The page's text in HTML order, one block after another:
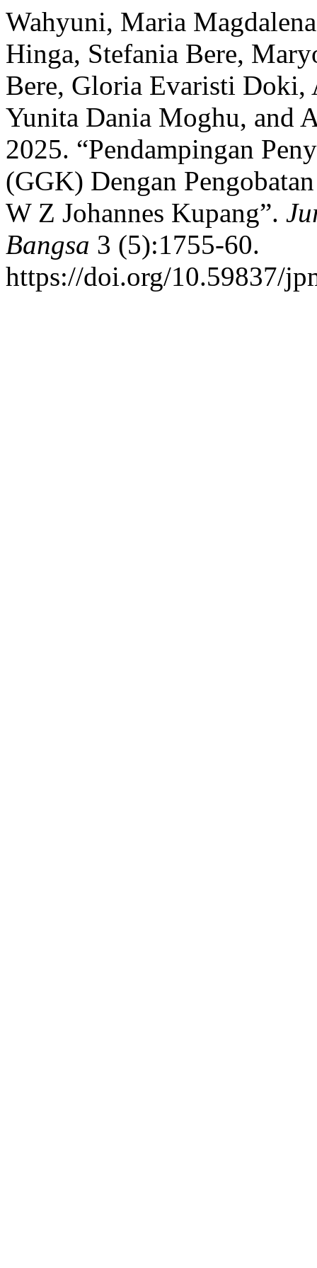
Wahyuni, Maria
Hinga, Stefania Bere,
Bere, Gloria Evaristi Doki,
Yunita Dania Moghu, and
2025. “Pendampingan
(GGK) Dengan
W Z Johannes Kupang”.
Bangsa 3 (5):1755-60.
https://doi.org/10.59837/